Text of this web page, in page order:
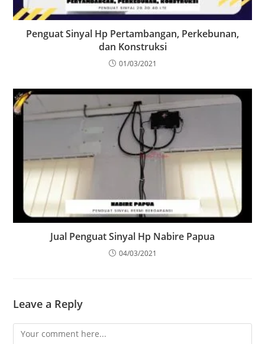
Penguat Sinyal Hp Pertambangan, Perkebunan,
dan Konstruksi
01/03/2021
Jual Penguat Sinyal Hp Nabire Papua
04/03/2021
Leave a Reply
Comment